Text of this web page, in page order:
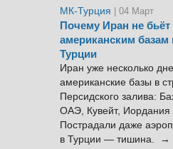
МК-Турция
| 04 Март
Почему Иран не бьёт
американским базам
Турции
Иран уже несколько
американские базы в
Персидского залива:
ОАЭ, Кувейт, Иордания
Пострадали даже
в Турции — тишина. →